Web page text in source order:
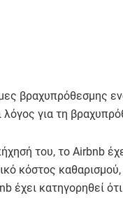
βραχυπρόθεσμης
λόγος για τη
του, το Airbnb
κόστος
έχει κατηγορηθεί